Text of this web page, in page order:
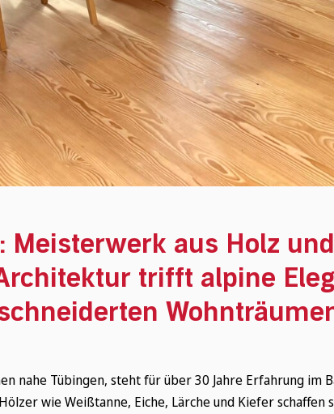
Meisterwerk aus Holz
trifft alpine
nahe Tübingen, steht für über 30 Jahre Erfahrung im
wie Weißtanne, Eiche, Lärche und Kiefer